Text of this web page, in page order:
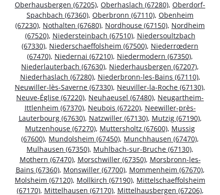
Oberhausbergen (67205), Oberhaslach (67280), Oberdorf-
Spachbach (67360), Oberbronn (67110), Obenheim
(67230), Nothalten (67680), Nordhouse (67150), Nordheim
(67520), Niedersteinbach (67510), Niedersoultzbach
(67330), Niederschaeffolsheim (67500), Niederrœdern
(67470), Niedernai (67210), Niedermodern (67350),
Niederlauterbach (67630), Niederhausbergen (67207),
Niederhaslach (67280), Niederbronn-les-Bains (67110),
Neuwiller-lès-Saverne (67330), Neuviller-la-Roche (67130),
Neuve-Église (67220), Neuhaeusel (67480), Neugartheim-
Ittlenheim (67370), Neubois (67220), Neewiller-près-
Lauterbourg (67630), Natzwiller (67130), Mutzig (67190),
Mutzenhouse (67270), Muttersholtz (67600), Mussig
(67600), Mundolsheim (67450), Munchhausen (67470),
Mulhausen (67350), Muhlbach-sur-Bruche (67130),
Mothern (67470), Morschwiller (67350), Morsbronn-les-
Bains (67360), Monswiller (67700), Mommenheim (67670),
Molsheim (67120), Mollkirch (67190), Mittelschaeffolsheim
(67170), Mittelhausen (67170), Mittelhausbergen (67206),